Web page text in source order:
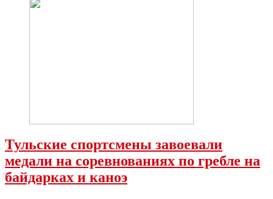
Тульские спортсмены завоевали
медали на соревнованиях по гребле на
байдарках и каноэ